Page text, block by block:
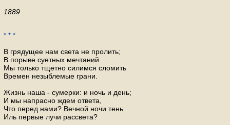
1889
* * *
В грядущее нам света не пролить;
В порыве суетных мечтаний
Мы только тщетно силимся сломить
Времен незыблемые грани.
Жизнь наша - сумерки: и ночь и день;
И мы напрасно ждем ответа,
Что перед нами? Вечной ночи тень
Иль первые лучи рассвета?